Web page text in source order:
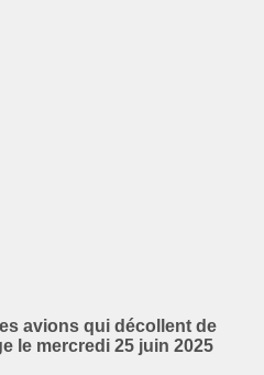
avions qui décollent de
le mercredi 25 juin 2025